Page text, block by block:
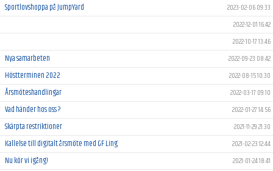
Sportlovshoppa på JumpYard
2023-02-06 09:33
2022-12-01 16:42
2022-10-17 13:46
Nya samarbeten 2022-09-23 08:42
Höstterminen 2022 2022-08-15 10:30
Årsmöteshandlingar 2022-03-17 09:10
Vad händer hos oss ? 2022-01-27 14:56
Skärpta restriktioner 2021-11-29 21:30
Kallelse till digitalt årsmöte med GF Ling 2021-02-23 12:44
Nu kör vi igång! 2021-01-24 18:41